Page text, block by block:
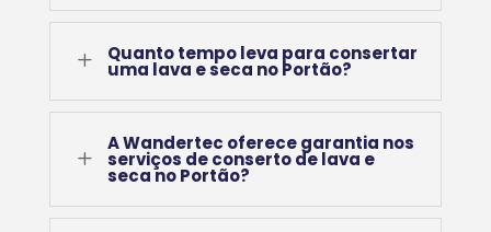
L Quanto tempo leva para consertar
uma lava e seca no Portão?
L
A Wandertec oferece garantia nos
serviços de conserto de lava e
seca no Portão?